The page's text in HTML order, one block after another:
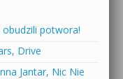
obudzili potwora!
Drive
Jantar, Nic Nie